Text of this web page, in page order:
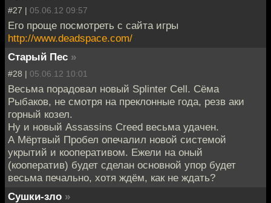
#27 | 05.06.12 09:57
Его проще посмотреть с сайта игры
http://www.deadspace.com/
Старый Пес »
#28 | 05.06.12 10:01
Весьма порадовал новый Splinter Cell. Сёма
Рыбаков, не смотря на преклонные года, резв аки
горный козел.
Ну и новый Assassins Creed весьма удачен.
А Мёртвый Пробел опечалил новой системой
укрытий и кооперативом. Ежели на оный
(кооператив) будет сделан основной упор будет
весьма печально, хотя ждём, как не ждать?
Сушки-зло »